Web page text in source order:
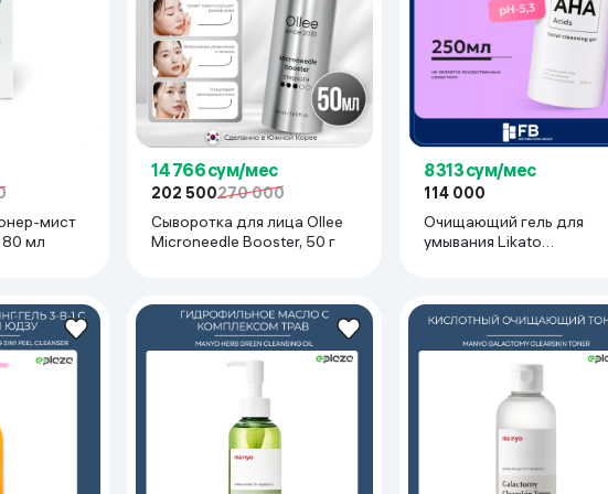
мист
80 мл
14 766 сум/мес
202 500270 000
Сыворотка для лица Ollee
Microneedle Booster, 50 г
8 313 сум/мес
114 000
Очищающий гель для
умывания Likato